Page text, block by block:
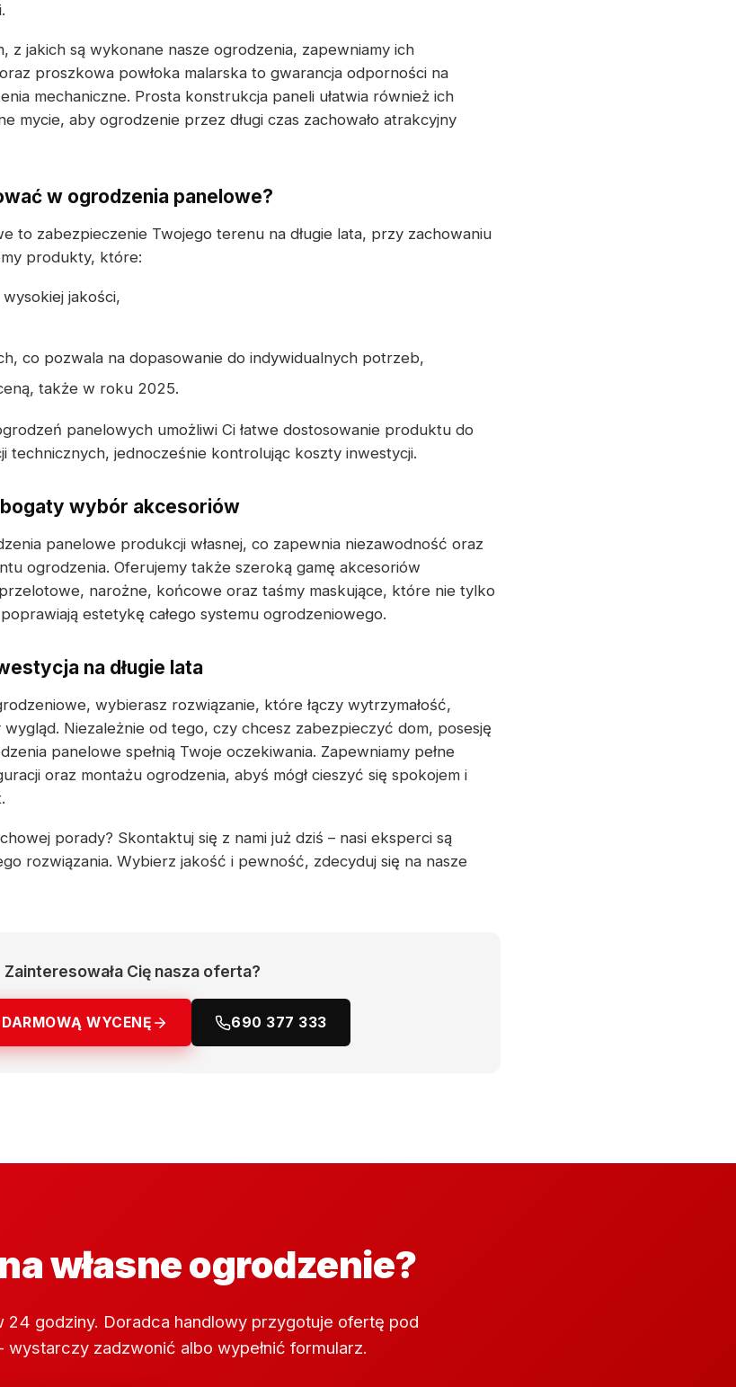
z jakich są wykonane nasze ogrodzenia, zapewniamy ich
proszkowa powłoka malarska to gwarancja odporności na
mechaniczne. Prosta konstrukcja paneli ułatwia również ich
mycie, aby ogrodzenie przez długi czas zachowało atrakcyjny
w ogrodzenia panelowe?
to zabezpieczenie Twojego terenu na długie lata, przy zachowaniu
produkty, które:
jakości,
co pozwala na dopasowanie do indywidualnych potrzeb,
także w roku 2025.
panelowych umożliwi Ci łatwe dostosowanie produktu do
technicznych, jednocześnie kontrolując koszty inwestycji.
wybór akcesoriów
panelowe produkcji własnej, co zapewnia niezawodność oraz
ogrodzenia. Oferujemy także szeroką gamę akcesoriów
narożne, końcowe oraz taśmy maskujące, które nie tylko
estetykę całego systemu ogrodzeniowego.
na długie lata
wybierasz rozwiązanie, które łączy wytrzymałość,
Niezależnie od tego, czy chcesz zabezpieczyć dom, posesję
panelowe spełnią Twoje oczekiwania. Zapewniamy pełne
oraz montażu ogrodzenia, abyś mógł cieszyć się spokojem i
porady? Skontaktuj się z nami już dziś – nasi eksperci są
rozwiązania. Wybierz jakość i pewność, zdecyduj się na nasze
Zainteresowała Cię nasza oferta?
WYCENĘ 690 377 333
własne ogrodzenie?
24 godziny. Doradca handlowy przygotuje ofertę pod
wystarczy zadzwonić albo wypełnić formularz.